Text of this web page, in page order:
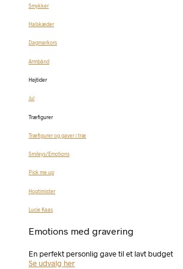
Smykker
Halskæder
Dagmarkors
Armbånd
Højtider
Jul
Træfigurer
Træfigurer og gaver i træ
Smileys/Emotions
Pick me up
Hoptimister
Lucie Kaas
Emotions med gravering
En perfekt personlig gave til et lavt budget
Se udvalg her